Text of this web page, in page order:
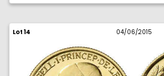
Lot 14 04/06/2015